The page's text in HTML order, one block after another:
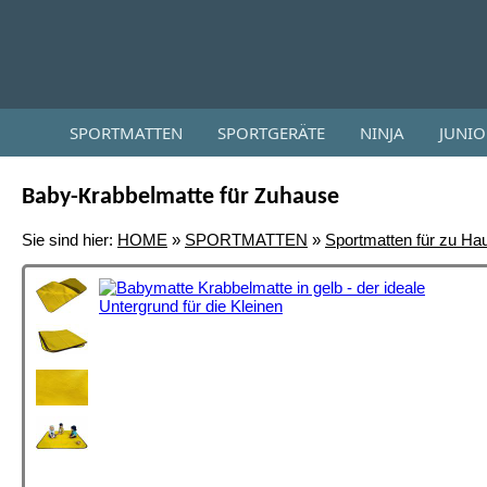
SPORTMATTEN SPORTGERÄTE NINJA
Baby-Krabbelmatte für Zuhause
Sie sind hier: HOME » SPORTMATTEN » Sportmatten für zu